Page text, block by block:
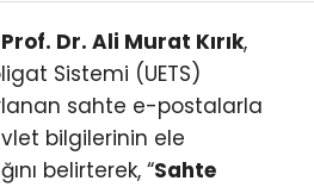
Dr. Ali Murat Kırık,
Sistemi (UETS)
sahte e-postalarla
bilgilerinin ele
belirterek, “Sahte